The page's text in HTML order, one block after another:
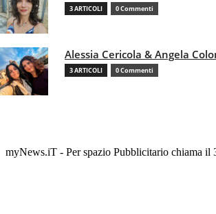
3 ARTICOLI 0 Commenti
Alessia Cericola & Angela
3 ARTICOLI 0 Commenti
myNews.iT - Per spazio Pubblicitario chiama il